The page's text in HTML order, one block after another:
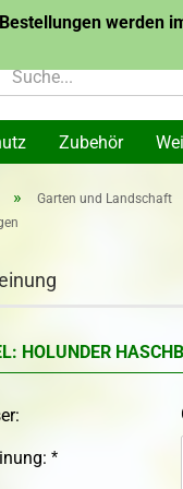
werden
Zubehör
» Garten und Landschaft
HOLUNDER